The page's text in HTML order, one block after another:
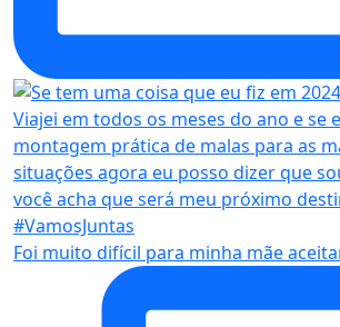
Foi muito difícil para minha mãe